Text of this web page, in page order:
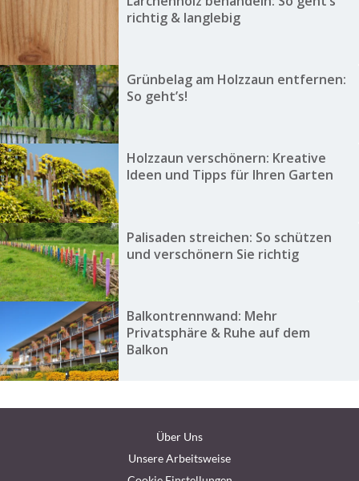
richtig & langlebig
Grünbelag am Holzzaun entfernen:
So geht’s!
Holzzaun verschönern: Kreative
Ideen und Tipps für Ihren Garten
Palisaden streichen: So schützen
und verschönern Sie richtig
Balkontrennwand: Mehr
Privatsphäre & Ruhe auf dem
Balkon
Über Uns
Unsere Arbeitsweise